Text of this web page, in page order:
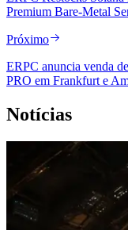
Premium Bare-Metal
Próximo
ERPC anuncia venda
PRO em Frankfurt e
Notícias